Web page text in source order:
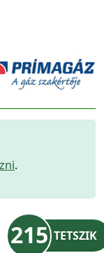
.
215 TETSZIK